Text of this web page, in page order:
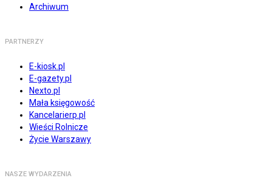
Archiwum
PARTNERZY
E-kiosk.pl
E-gazety.pl
Nexto.pl
Mała księgowość
Kancelarierp.pl
Wieści Rolnicze
Życie Warszawy
NASZE WYDARZENIA